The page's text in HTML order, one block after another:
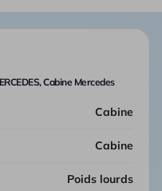
Cabine Mercedes
Cabine
Cabine
Poids lourds